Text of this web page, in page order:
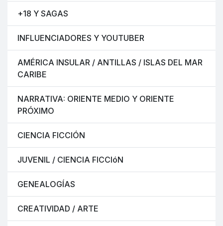
+18 Y SAGAS
INFLUENCIADORES Y YOUTUBER
AMÉRICA INSULAR / ANTILLAS / ISLAS DEL MAR
CARIBE
NARRATIVA: ORIENTE MEDIO Y ORIENTE
PRÓXIMO
CIENCIA FICCIÓN
JUVENIL / CIENCIA FICCIóN
GENEALOGÍAS
CREATIVIDAD / ARTE